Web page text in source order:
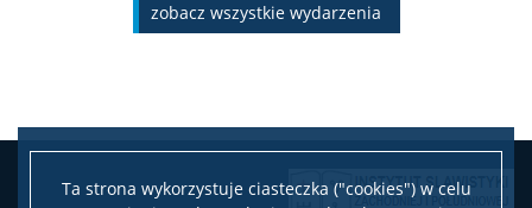
Ta strona wykorzystuje ciasteczka ("cookies") w celu
Badania karnawału w Słowenii
Smokiniata – czasopismo młodych slawistów
zobacz wszystkie wydarzenia
Leaflet|©OpenStreetMapcontributors